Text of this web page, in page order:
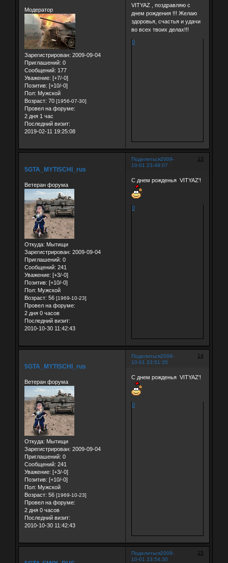
Модератор
Зарегистрирован: 2009-09-04
Приглашений: 0
Сообщений: 177
Уважение: [+7/-0]
Позитив: [+10/-0]
Пол: Мужской
Возраст: 70 [1956-07-30]
Провел на форуме:
2 дня 1 час
Последний визит:
2019-02-11 19:25:08
VITYAZ , поздравляю с
днем рождения !!! Желаю
здоровья, счастья и удачи
во всех твоих делах!!!
0
Поделиться 13
2009-
10-01 23:49:07
5GTA_MYTISCHI_rus
Ветеран форума
Откуда: Мытищи
Зарегистрирован: 2009-09-04
Приглашений: 0
Сообщений: 241
Уважение: [+3/-0]
Позитив: [+10/-0]
Пол: Мужской
Возраст: 56 [1969-10-23]
Провел на форуме:
2 дня 0 часов
Последний визит:
2010-10-30 11:42:43
С днем рожденья VITYAZ'!
0
Поделиться 14
2009-
10-01 23:51:35
5GTA_MYTISCHI_rus
Ветеран форума
Откуда: Мытищи
Зарегистрирован: 2009-09-04
Приглашений: 0
Сообщений: 241
Уважение: [+3/-0]
Позитив: [+10/-0]
Пол: Мужской
Возраст: 56 [1969-10-23]
Провел на форуме:
2 дня 0 часов
Последний визит:
2010-10-30 11:42:43
С днем рожденья VITYAZ'!
0
Поделиться 15
2009-
10-01 23:54:30